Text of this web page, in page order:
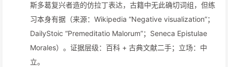
斯多葛复兴者造的仿拉丁表达，古籍中无此确切词组，但练
习本身有据（来源：Wikipedia “Negative visualization”；
DailyStoic “Premeditatio Malorum”；Seneca Epistulae
Morales）。证据层级：百科 + 古典文献二手；立场：中
立。